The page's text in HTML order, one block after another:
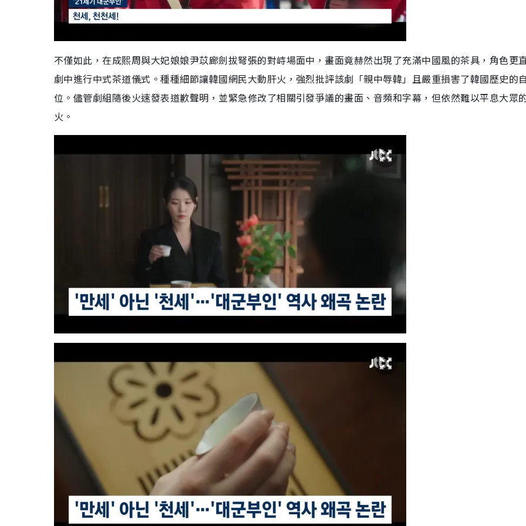
不僅如此，在成熙周與大妃娘娘尹苡廊劍拔弩張的對峙場面中，畫面竟赫然出現了充滿中國風的茶具，角色更
劇中進行中式茶道儀式。種種細節讓韓國網民大動肝火，強烈批評該劇「親中辱韓」且嚴重損害了韓國歷史的
位。儘管劇組隨後火速發表道歉聲明，並緊急修改了相關引發爭議的畫面、音頻和字幕，但依然難以平息大眾
火。